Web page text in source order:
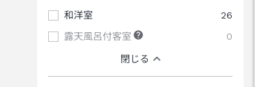
和洋室
26
露天風呂付客室
0
閉じる